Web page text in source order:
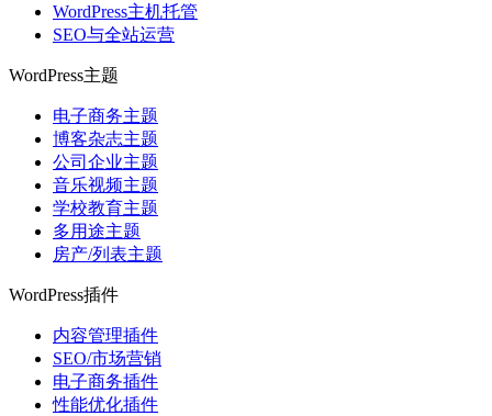
WordPress主机托管
SEO与全站运营
WordPress主题
电子商务主题
博客杂志主题
公司企业主题
音乐视频主题
学校教育主题
多用途主题
房产/列表主题
WordPress插件
内容管理插件
SEO/市场营销
电子商务插件
性能优化插件